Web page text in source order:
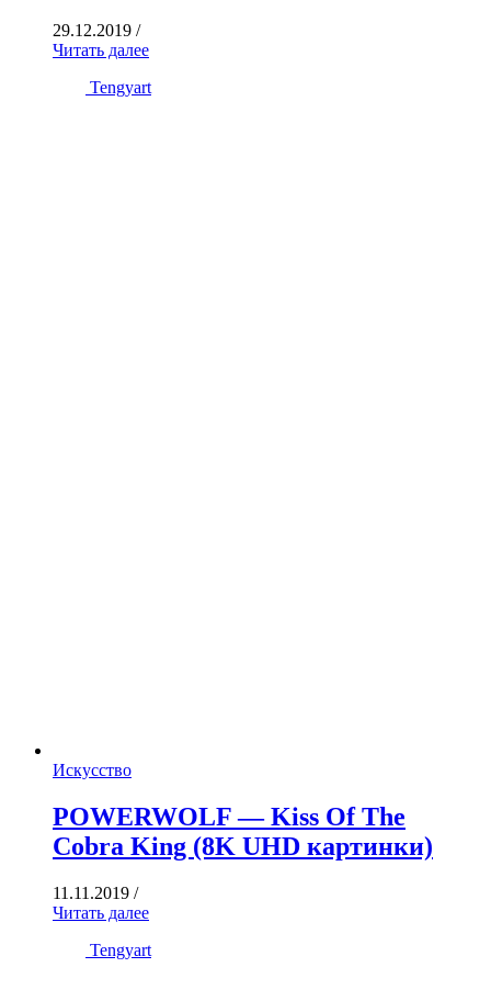
29.12.2019 /
Читать далее
Tengyart
Искусство
POWERWOLF — Kiss Of The
Cobra King (8K UHD картинки)
11.11.2019 /
Читать далее
Tengyart